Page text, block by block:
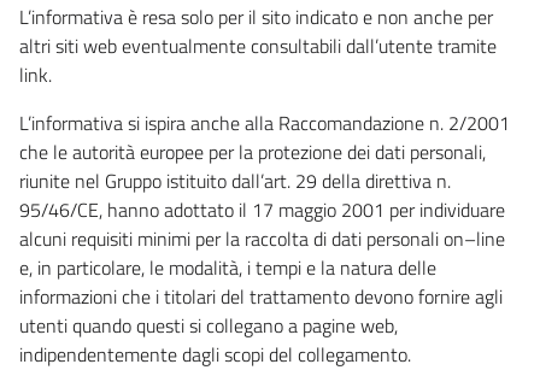
L’informativa è resa solo per il sito indicato e non anche per
altri siti web eventualmente consultabili dall’utente tramite
link.
L’informativa si ispira anche alla Raccomandazione n. 2/2001
che le autorità europee per la protezione dei dati personali,
riunite nel Gruppo istituito dall’art. 29 della direttiva n.
95/46/CE, hanno adottato il 17 maggio 2001 per individuare
alcuni requisiti minimi per la raccolta di dati personali on–line
e, in particolare, le modalità, i tempi e la natura delle
informazioni che i titolari del trattamento devono fornire agli
utenti quando questi si collegano a pagine web,
indipendentemente dagli scopi del collegamento.